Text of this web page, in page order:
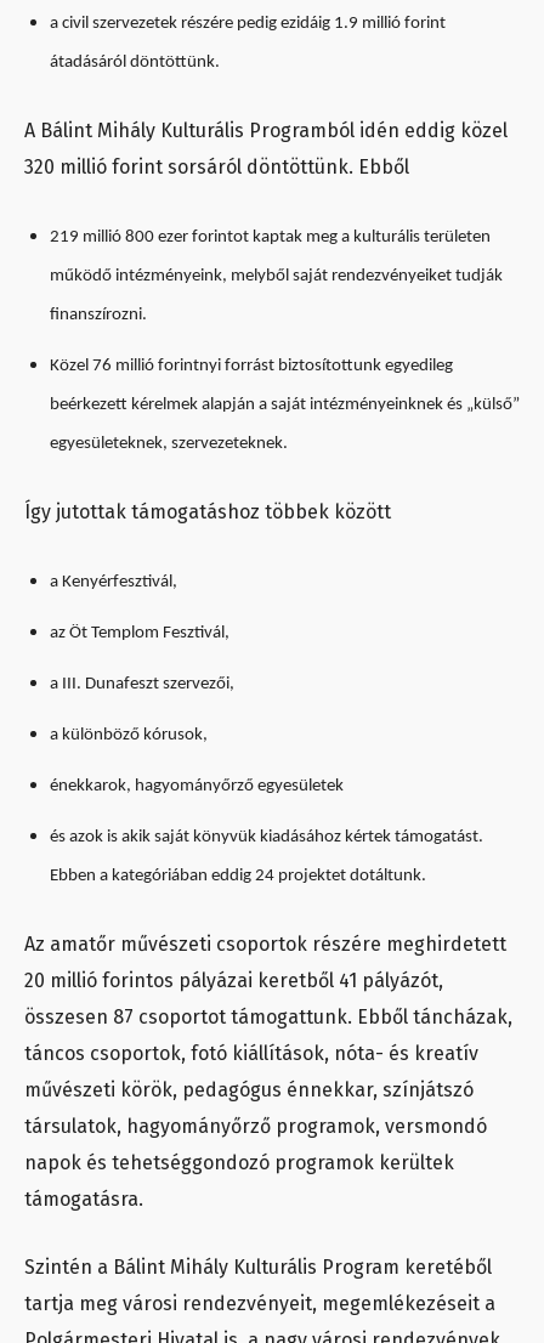
a civil szervezetek részére pedig ezidáig 1.9 millió forint
átadásáról döntöttünk.
A Bálint Mihály Kulturális Programból idén eddig közel
320 millió forint sorsáról döntöttünk. Ebből
219 millió 800 ezer forintot kaptak meg a kulturális területen
működő intézményeink, melyből saját rendezvényeiket tudják
finanszírozni.
Közel 76 millió forintnyi forrást biztosítottunk egyedileg
beérkezett kérelmek alapján a saját intézményeinknek és „külső”
egyesületeknek, szervezeteknek.
Így jutottak támogatáshoz többek között
a Kenyérfesztivál,
az Öt Templom Fesztivál,
a III. Dunafeszt szervezői,
a különböző kórusok,
énekkarok, hagyományőrző egyesületek
és azok is akik saját könyvük kiadásához kértek támogatást.
Ebben a kategóriában eddig 24 projektet dotáltunk.
Az amatőr művészeti csoportok részére meghirdetett
20 millió forintos pályázai keretből 41 pályázót,
összesen 87 csoportot támogattunk. Ebből táncházak,
táncos csoportok, fotó kiállítások, nóta- és kreatív
művészeti körök, pedagógus énnekkar, színjátszó
társulatok, hagyományőrző programok, versmondó
napok és tehetséggondozó programok kerültek
támogatásra.
Szintén a Bálint Mihály Kulturális Program keretéből
tartja meg városi rendezvényeit, megemlékezéseit a